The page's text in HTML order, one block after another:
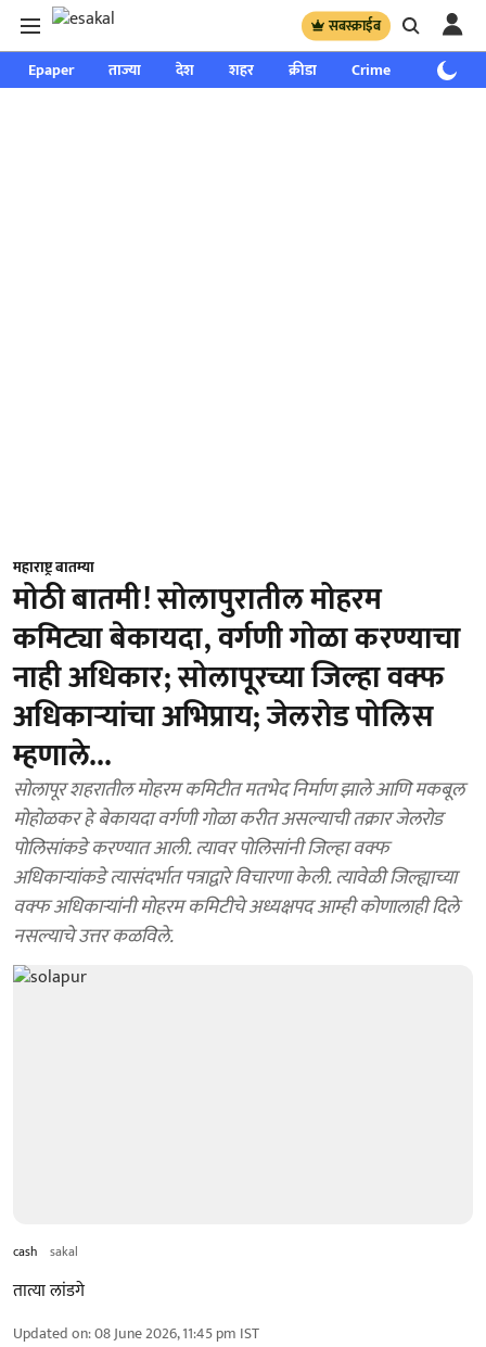
सबस्क्राईब
Epaper ताज्या देश शहर क्रीडा Crime साप्ताहिक
महाराष्ट्र बातम्या
मोठी बातमी! सोलापुरातील मोहरम
कमिट्या बेकायदा, वर्गणी गोळा करण्याचा
नाही अधिकार; सोलापूरच्या जिल्हा वक्फ
अधिकाऱ्यांचा अभिप्राय; जेलरोड पोलिस
म्हणाले...
सोलापूर शहरातील मोहरम कमिटीत मतभेद निर्माण झाले आणि मकबूल
मोहोळकर हे बेकायदा वर्गणी गोळा करीत असल्याची तक्रार जेलरोड
पोलिसांकडे करण्यात आली. त्यावर पोलिसांनी जिल्हा वक्फ
अधिकाऱ्यांकडे त्यासंदर्भात पत्राद्वारे विचारणा केली. त्यावेळी जिल्ह्याच्या
वक्फ अधिकाऱ्यांनी मोहरम कमिटीचे अध्यक्षपद आम्ही कोणालाही दिले
नसल्याचे उत्तर कळविले.
cash sakal
तात्या लांडगे
Updated on:08 June 2026, 11:45 pm IST